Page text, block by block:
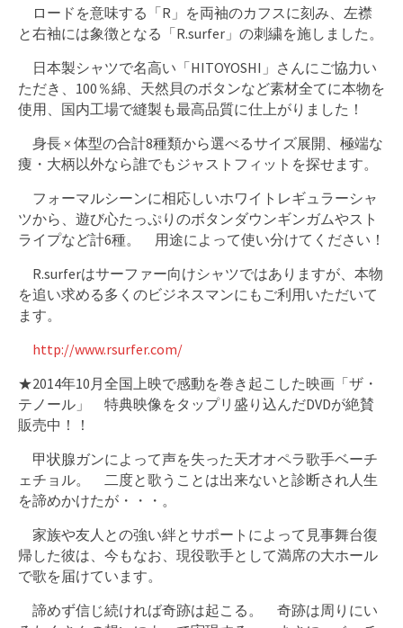
ロードを意味する「R」を両袖のカフスに刻み、左襟
と右袖には象徴となる「R.surfer」の刺繍を施しました。
日本製シャツで名高い「HITOYOSHI」さんにご協力い
ただき、100％綿、天然貝のボタンなど素材全てに本物を
使用、国内工場で縫製も最高品質に仕上がりました！
身長 × 体型の合計8種類から選べるサイズ展開、極端な
痩・大柄以外なら誰でもジャストフィットを探せます。
フォーマルシーンに相応しいホワイトレギュラーシャ
ツから、遊び心たっぷりのボタンダウンギンガムやスト
ライプなど計6種。 用途によって使い分けてください！
R.surferはサーファー向けシャツではありますが、本物
を追い求める多くのビジネスマンにもご利用いただいて
ます。
http://www.rsurfer.com/
★2014年10月全国上映で感動を巻き起こした映画「ザ・
テノール」 特典映像をタップリ盛り込んだDVDが絶賛
販売中！！
甲状腺ガンによって声を失った天才オペラ歌手ベーチ
ェチョル。 二度と歌うことは出来ないと診断され人生
を諦めかけたが・・・。
家族や友人との強い絆とサポートによって見事舞台復
帰した彼は、今もなお、現役歌手として満席の大ホール
で歌を届けています。
諦めず信じ続ければ奇跡は起こる。 奇跡は周りにい